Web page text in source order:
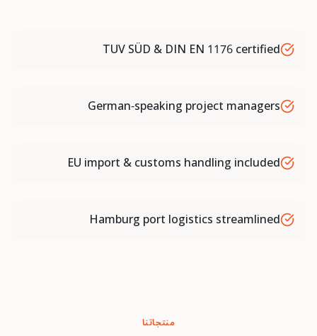
TUV SÜD & DIN EN 1176 certified
German-speaking project managers
EU import & customs handling included
Hamburg port logistics streamlined
منتجاتنا